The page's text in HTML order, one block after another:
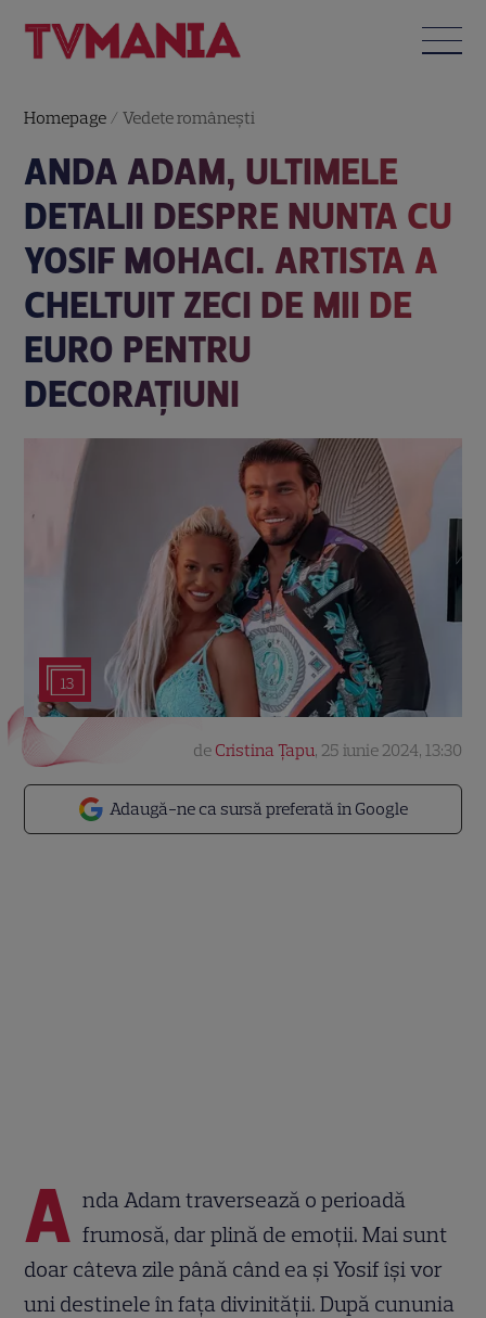
Homepage /Vedete româneşti
ANDA ADAM, ULTIMELE
DETALII DESPRE NUNTA CU
YOSIF MOHACI. ARTISTA A
CHELTUIT ZECI DE MII DE
EURO PENTRU
DECORAȚIUNI
13
Adaugă-ne ca sursă preferată în Google
de Cristina Țapu, 25 iunie 2024, 13:30
A nda Adam traversează o perioadă
frumosă, dar plină de emoții. Mai sunt
doar câteva zile până când ea și Yosif își vor
uni destinele în fața divinității. După cununia